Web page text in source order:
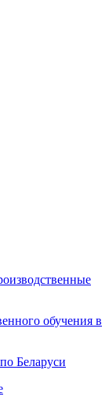
обучения в
Беларуси